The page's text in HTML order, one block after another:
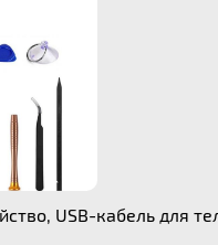
USB-кабель для